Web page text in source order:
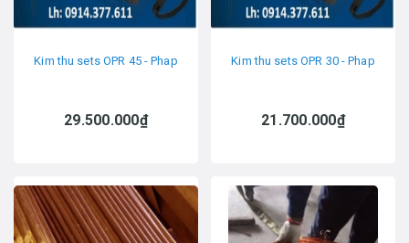
Kim thu sets OPR 45 - Phap
29.500.000₫
Kim thu sets OPR 30 - Phap
21.700.000₫